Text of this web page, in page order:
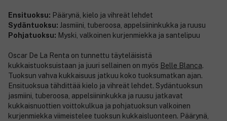
Ensituoksu: Päärynä, kielo ja vihreät lehdet
Sydäntuoksu: Jasmiini, tuberoosa, appelsiininkukka ja ruusu
Pohjatuoksu: Myski, valkoinen kurjenmiekka ja santelipuu
Oscar De La Renta on tunnettu täyteläisistä
kukkaistuoksuistaan ja juuri sellainen on myös Belle Blanca.
Tuoksun vahva kukkaisuus jatkuu koko tuoksumatkan ajan.
Ensituoksua tähdittää kielo ja vihreät lehdet. Sydäntuoksun
jasmiini, tuberoosa, appelsiininkukka ja ruusu jatkavat
kukkaisnuottien voittokulkua ja pohjatuoksun valkoinen
kurjenmiekka viimeistelee tuoksun kukkaisluonteen. Päärynä,